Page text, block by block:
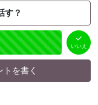
す？
いいえ
トを書く